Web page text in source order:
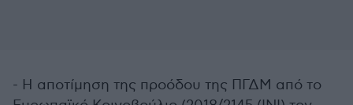
- Η αποτίμηση της προόδου της ΠΓΔΜ από το